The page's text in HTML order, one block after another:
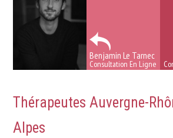
Benjamin Le Tarnec
Consultation En Ligne
Thérapeutes Auvergne-
Alpes